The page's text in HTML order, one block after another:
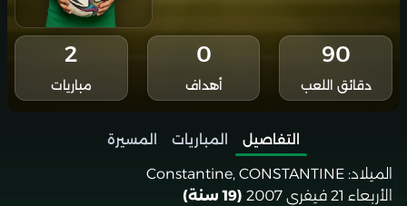
90
دقائق اللعب
0
أهداف
2
مباريات
التفاصيل المباريات
المسيرة
الميلاد: Constantine, CONSTANTINE
الأربعاء 21 فيفري 2007
(19 سنة)